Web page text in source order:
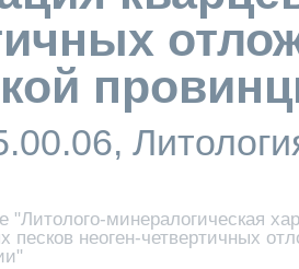
"Литолого-минералогическая
песков неоген-четвертичных